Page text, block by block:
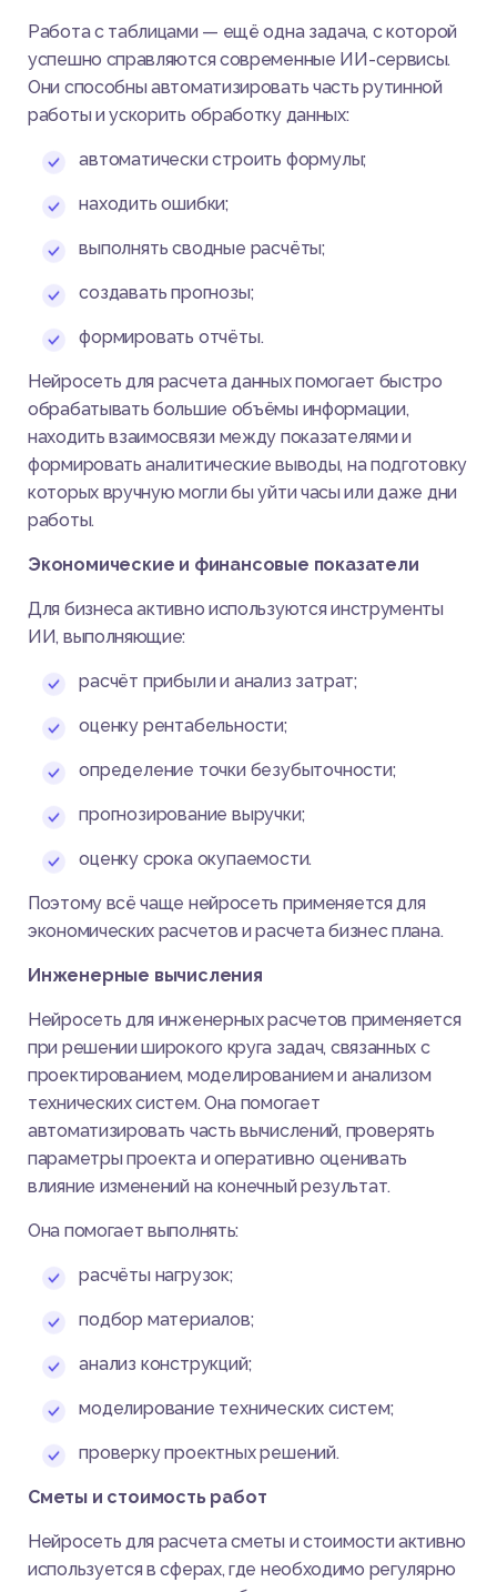
Работа с таблицами — ещё одна задача, с которой
успешно справляются современные ИИ-сервисы.
Они способны автоматизировать часть рутинной
работы и ускорить обработку данных:
автоматически строить формулы;
находить ошибки;
выполнять сводные расчёты;
создавать прогнозы;
формировать отчёты.
Нейросеть для расчета данных помогает быстро
обрабатывать большие объёмы информации,
находить взаимосвязи между показателями и
формировать аналитические выводы, на подготовку
которых вручную могли бы уйти часы или даже дни
работы.
Экономические и финансовые показатели
Для бизнеса активно используются инструменты
ИИ, выполняющие:
расчёт прибыли и анализ затрат;
оценку рентабельности;
определение точки безубыточности;
прогнозирование выручки;
оценку срока окупаемости.
Поэтому всё чаще нейросеть применяется для
экономических расчетов и расчета бизнес плана.
Инженерные вычисления
Нейросеть для инженерных расчетов применяется
при решении широкого круга задач, связанных с
проектированием, моделированием и анализом
технических систем. Она помогает
автоматизировать часть вычислений, проверять
параметры проекта и оперативно оценивать
влияние изменений на конечный результат.
Она помогает выполнять:
расчёты нагрузок;
подбор материалов;
анализ конструкций;
моделирование технических систем;
проверку проектных решений.
Сметы и стоимость работ
Нейросеть для расчета сметы и стоимости активно
используется в сферах, где необходимо регулярно